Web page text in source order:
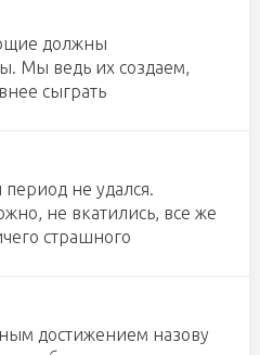
должны
Мы ведь их создаем,
сыграть
не удался.
не вкатились, все же
страшного
достижением назову